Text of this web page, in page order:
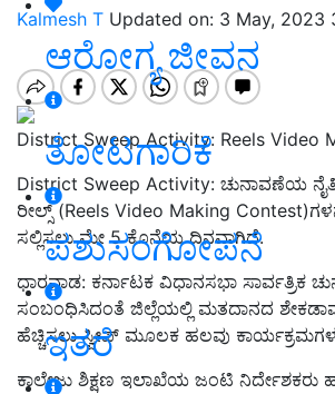
ಆರೋಗ್ಯ ಜೀವನ
ತೋಟಗಾರಿಕೆ
ಪಶುಸಂಗೋಪನೆ
ಇತರೆ
Kalmesh T Updated on: 3 May, 2023
District Sweep Activity: Reels Video
District Sweep Activity: ಚುನಾವಣೆಯ
ರೀಲ್ಸ್ (Reels Video Making
ಸಲ್ಲಿಸಲು ಮೇ 5 ಕೊನೆಯ ದಿನವಾಗಿದೆ.
ಧಾರವಾಡ: ಕರ್ನಾಟಕ ವಿಧಾನಸಭಾ ಸಾರ್ವತ್ರಿಕ
ಸಂಬಂಧಿಸಿದಂತೆ ಜಿಲ್ಲೆಯಲ್ಲಿ ಮತದಾನದ
ಹೆಚ್ಚಿಸಲು ಸ್ವೀಪ್ ಮೂಲಕ ಹಲವು
ಕಾಲೇಜು ಶಿಕ್ಷಣ ಇಲಾಖೆಯ ಜಂಟಿ ನಿರ್ದೇಶಕರು